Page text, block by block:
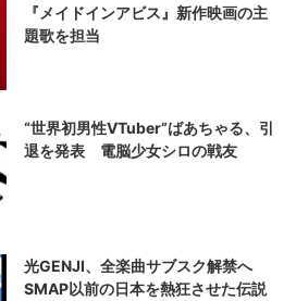
『メイドインアビス』新作映画の主
題歌を担当
“世界初男性VTuber”ばあちゃる、引
退を発表 電脳少女シロの戦友
光GENJI、全楽曲サブスク解禁へ
SMAP以前の日本を熱狂させた伝説